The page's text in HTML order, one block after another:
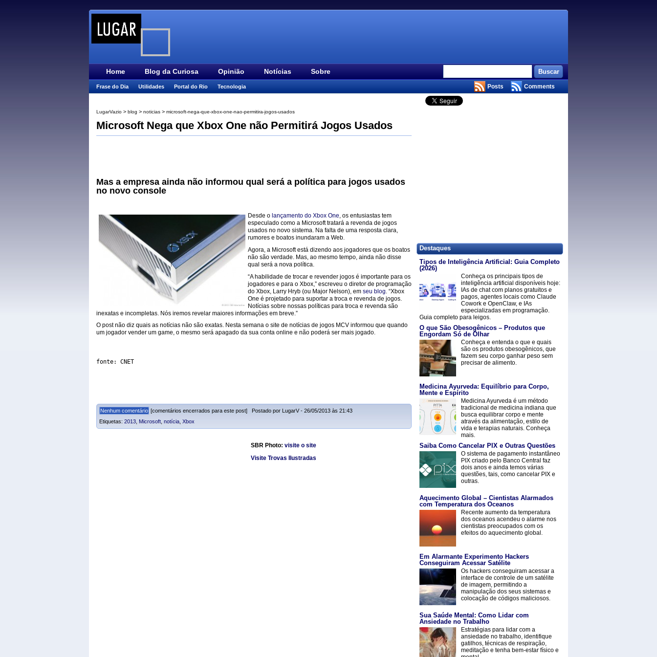
Home Blog da Curiosa Opinião Notícias Sobre
Frase do Dia Utilidades Portal do Rio Tecnologia Comments
Posts
LugarVazio > blog > noticias > microsoft-nega-que-xbox-one-nao-permitira-jogos-usados
Microsoft Nega que Xbox One não Permitirá Jogos Usados
Mas a empresa ainda não informou qual será a política para jogos usados
no novo console
Desde o lançamento do Xbox One, os entusiastas tem
especulado como a Microsoft tratará a revenda de jogos
usados no novo sistema. Na falta de uma resposta clara,
rumores e boatos inundaram a Web.
Agora, a Microsoft está dizendo aos jogadores que os boatos
não são verdade. Mas, ao mesmo tempo, ainda não disse
qual será a nova política.
“A habilidade de trocar e revender jogos é importante para os
jogadores e para o Xbox,” escreveu o diretor de programação
do Xbox, Larry Hryb (ou Major Nelson), em seu blog . “Xbox
One é projetado para suportar a troca e revenda de jogos.
Notícias sobre nossas políticas para troca e revenda são
inexatas e incompletas. Nós iremos revelar maiores informações em breve.”
O post não diz quais as notícias não são exatas. Nesta semana o site de notícias de jogos MCV informou que quando
um jogador vender um game, o mesmo será apagado da sua conta online e não poderá ser mais jogado.
fonte: CNET
Nenhum comentário [comentários encerrados para este post] Postado por LugarV - 26/05/2013 às 21:43
Etiquetas: 2013 Microsoft notícia Xbox
SBR Photo: visite o site
Visite Trovas Ilustradas
Destaques
Tipos de Inteligência Artificial: Guia Completo
(2026)
Conheça os principais tipos de
inteligência artificial disponíveis hoje:
IAs de chat com planos gratuitos e
pagos, agentes locais como Claude
Cowork e OpenClaw, e IAs
especializadas em programação.
Guia completo para leigos.
O que São Obesogênicos – Produtos que
Engordam Só de Olhar
Conheça e entenda o que e quais
são os produtos obesogênicos, que
fazem seu corpo ganhar peso sem
precisar de alimento.
Medicina Ayurveda: Equilíbrio para Corpo,
Mente e Espírito
Medicina Ayurveda é um método
tradicional de medicina indiana que
busca equilibrar corpo e mente
através da alimentação, estilo de
vida e terapias naturais. Conheça
mais.
Saiba Como Cancelar PIX e Outras Questões
O sistema de pagamento instantâneo
PIX criado pelo Banco Central faz
dois anos e ainda temos várias
questões, tais, como cancelar PIX e
outras.
Aquecimento Global – Cientistas Alarmados
com Temperatura dos Oceanos
Recente aumento da temperatura
dos oceanos acendeu o alarme nos
cientistas preocupados com os
efeitos do aquecimento global.
Em Alarmante Experimento Hackers
Conseguiram Acessar Satélite
Os hackers conseguiram acessar a
interface de controle de um satélite
de imagem, permitindo a
manipulação dos seus sistemas e
colocação de códigos maliciosos.
Sua Saúde Mental: Como Lidar com
Ansiedade no Trabalho
Estratégias para lidar com a
ansiedade no trabalho, identifique
gatilhos, técnicas de respiração,
meditação e tenha bem-estar físico e